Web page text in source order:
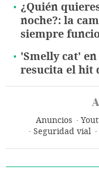
¿Quién
noche?: la
siempre
'Smelly cat'
resucita el hit
Anuncios
Seguridad vial